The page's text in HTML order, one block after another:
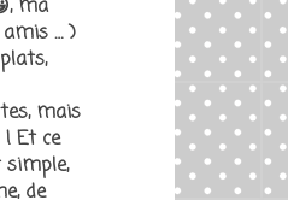
ma
… )
mais
Et ce
simple,
de